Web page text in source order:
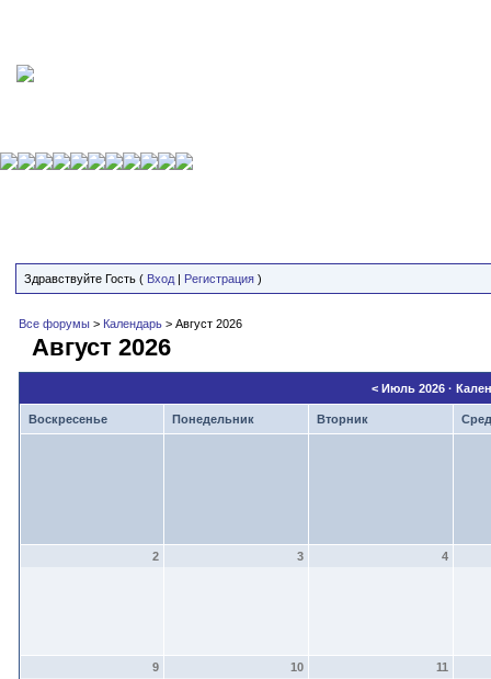
Здравствуйте Гость ( Вход | Регистрация )
Все форумы > Календарь > Август 2026
Август 2026
< Июль 2026 ·
Воскресенье Понедельник Вторник
2 3 4
9 10 11